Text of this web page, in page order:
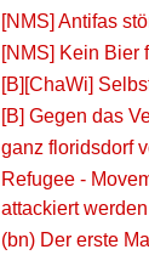
[NMS] Antifas
[NMS] Kein Bier
[B][ChaWi]
[B] Gegen das
ganz floridsdorf
Refugee -
attackiert werden
(bn) Der erste